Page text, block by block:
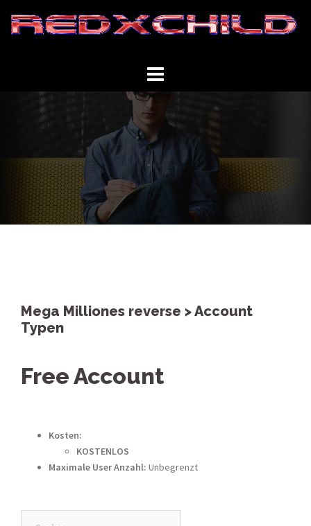
zum
Mega Milliones reverse > Account
Typen
Free Account
Kosten:
KOSTENLOS
Maximale User Anzahl: Unbegrenzt